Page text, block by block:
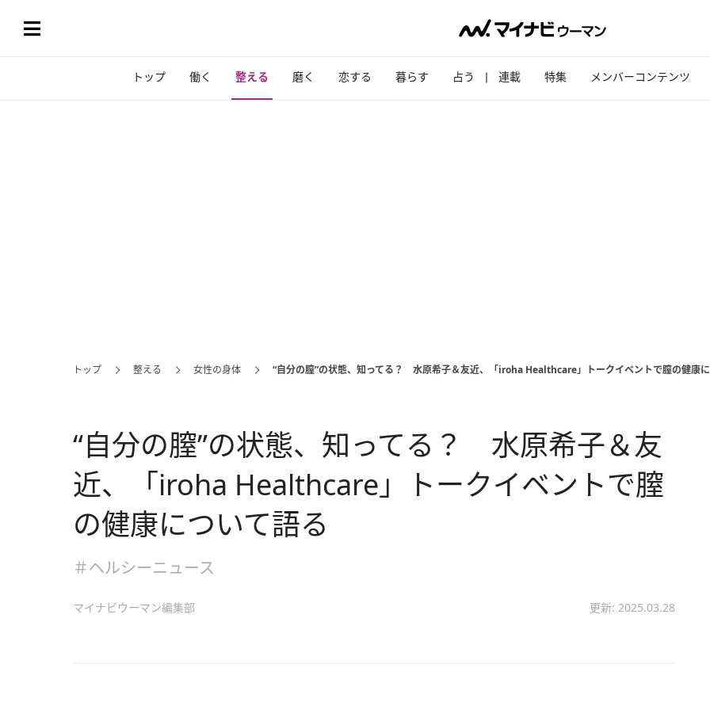
トップ 働く 整える 磨く 恋する 暮らす 占う 連載 特集 メンバーコンテンツ
トップ 整える 女性の身体 “自分の膣”の状態、知ってる？ 水原希子＆友近、「iroha Healthcare」トークイベントで膣の健康
“自分の膣”の状態、知ってる？ 水原希子＆友
近、「iroha Healthcare」トークイベントで膣
の健康について語る
＃ヘルシーニュース
マイナビウーマン編集部 更新: 2025.03.28